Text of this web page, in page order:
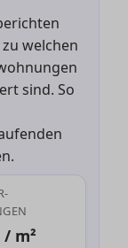
welchen
sind. So
/ m²